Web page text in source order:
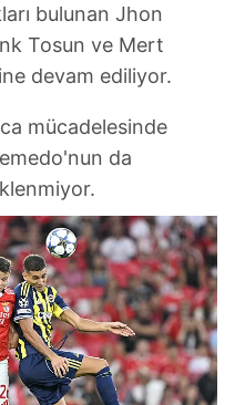
bulunan Jhon
Tosun ve Mert
devam ediliyor.
mücadelesinde
da